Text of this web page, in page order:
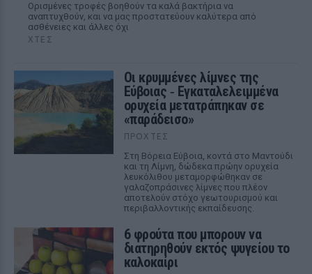
Ορισμένες τροφές βοηθούν τα καλά βακτήρια να
αναπτυχθούν, και να μας προστατεύουν καλύτερα από
ασθένειες και άλλες όχι
ΧΤΕΣ
Οι κρυμμένες λίμνες της
Εύβοιας ‑ Εγκαταλελειμμένα
ορυχεία μετατράπηκαν σε
«παράδεισο»
ΠΡΟΧΤΈΣ
Στη Βόρεια Εύβοια, κοντά στο Μαντούδι
και τη Λίμνη, δώδεκα πρώην ορυχεία
λευκόλιθου μεταμορφώθηκαν σε
γαλαζοπράσινες λίμνες που πλέον
αποτελούν στόχο γεωτουρισμού και
περιβαλλοντικής εκπαίδευσης.
6 φρούτα που μπορουν να
διατηρηθούν εκτός ψυγείου το
καλοκαίρι